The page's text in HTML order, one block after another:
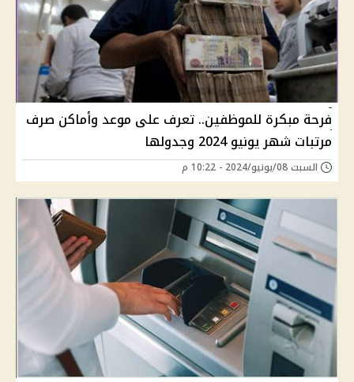
فرحة مبكرة للموظفين.. تعرف على موعد وأماكن صرف
مرتبات شهر يونيو 2024 وجدولها
السبت 08/يونيو/2024 - 10:22 م